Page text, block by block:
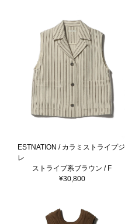
ESTNATION / カラミストライプジ
レ
ストライプ系ブラウン / F
¥30,800